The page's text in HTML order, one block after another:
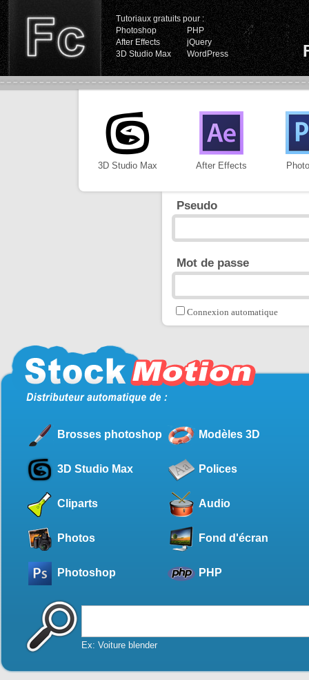
Tutoriaux gratuits pour :
Photoshop
PHP
After Effects
jQuery
3D Studio Max
WordPress
3D Studio Max After Effects
Pseudo
Mot de passe
Connexion automatique
Brosses photoshop Modèles 3D
3D Studio Max Polices
Cliparts Audio
Photos Fond d'écran
Photoshop PHP
Ex: Voiture blender